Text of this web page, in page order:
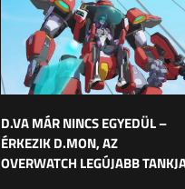
D.VA MÁR NINCS EGYEDÜL –
ÉRKEZIK D.MON, AZ
OVERWATCH LEGÚJABB